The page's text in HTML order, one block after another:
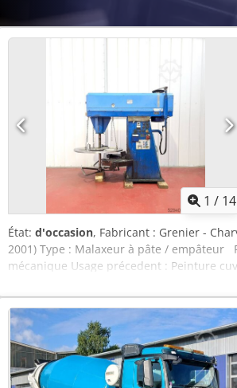
1 / 14
État: d'occasion, Fabricant : Grenier -
2001) Type : Malaxeur à pâte / empâteur
mécanique Usage précedent : Peinture
trèfle Bridage cuve : pneumatique
Hauteur position basse : 2040 mm